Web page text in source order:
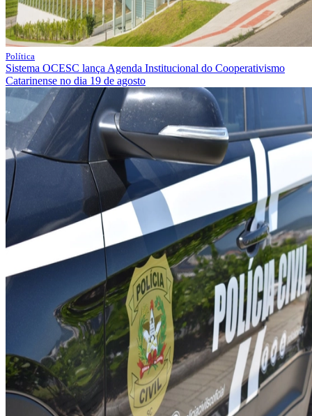
Política
Sistema OCESC lança Agenda Institucional do Cooperativismo
Catarinense no dia 19 de agosto